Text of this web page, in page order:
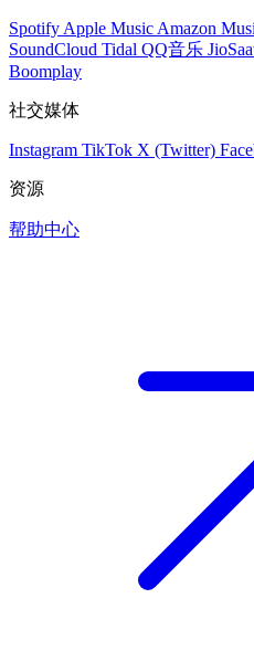
Spotify Apple Music Amazon
SoundCloud Tidal QQ音乐
Boomplay
社交媒体
Instagram TikTok X (Twitter)
资源
帮助中心